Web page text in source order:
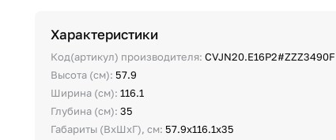
Характеристики
Код(артикул) производителя:CVJN20.E16P2#ZZZ3490F
Высота (см): 57.9
Ширина (см):116.1
Глубина (см):35
Габариты (ВхШхГ), см: 57.9х116.1х35